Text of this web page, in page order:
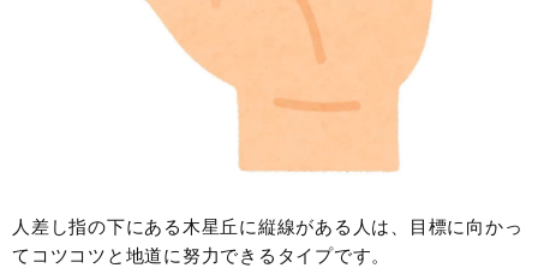
人差し指の下にある木星丘に縦線がある人は、目標に向かっ
てコツコツと地道に努力できるタイプです。